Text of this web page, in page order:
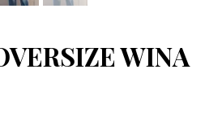
WINA